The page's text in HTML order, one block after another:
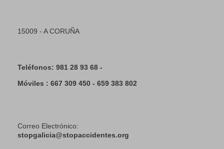
15009 - A CORUÑA
Teléfonos: 981 28 93 68 -
Móviles : 667 309 450 - 659 383 802
Correo Electrónico:
stopgalicia@stopaccidentes.org